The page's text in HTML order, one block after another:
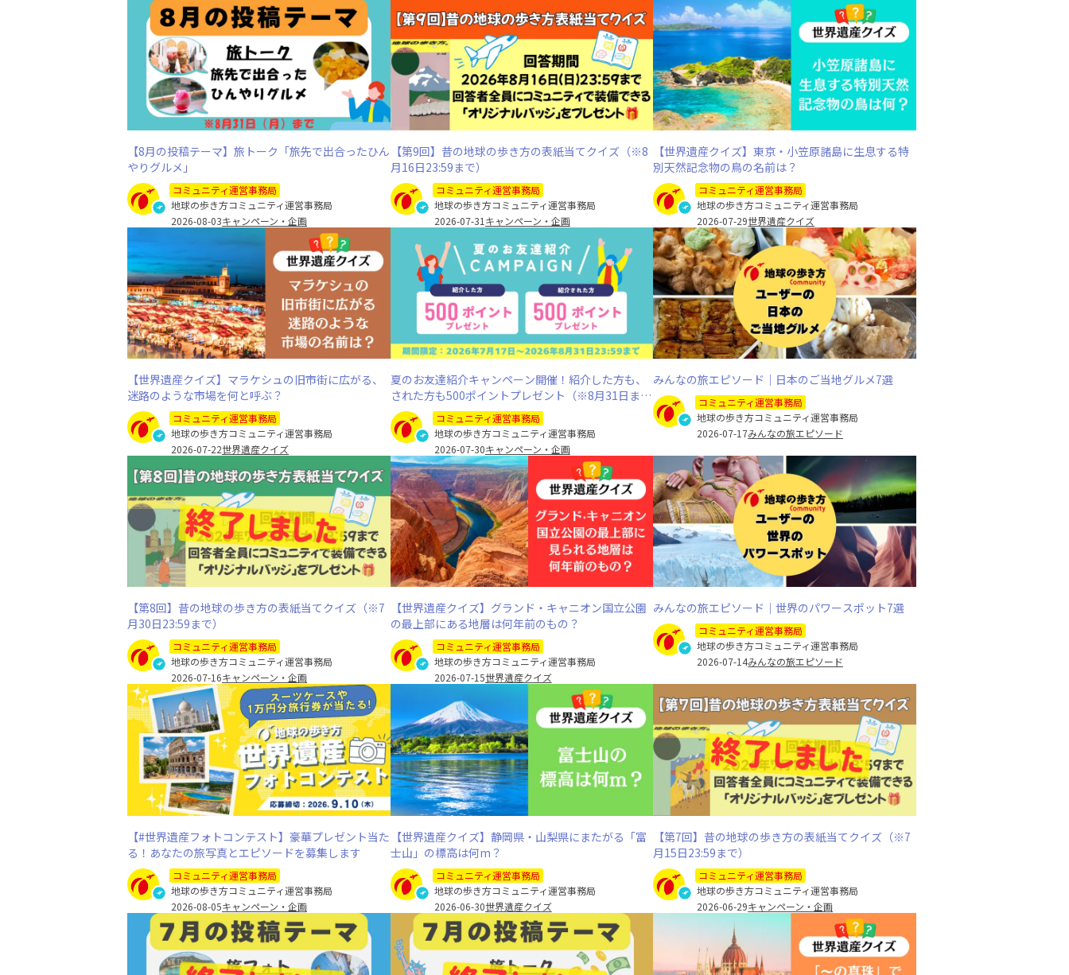
【8月の投稿テーマ】旅トーク「旅先で出合ったひん
やりグルメ」
コミュニティ運営事務局
地球の歩き方コミュニティ運営事務局
2026-08-03キャンペーン・企画
【第9回】昔の地球の歩き方の表紙当てクイズ（※8
月16日23:59まで）
コミュニティ運営事務局
地球の歩き方コミュニティ運営事務局
2026-07-31 キャンペーン・企画
【世界遺産クイズ】東京・小笠原諸島に生息する特
別天然記念物の鳥の名前は？
コミュニティ運営事務局
地球の歩き方コミュニティ運営事務局
2026-07-29世界遺産クイズ
【世界遺産クイズ】マラケシュの旧市街に広がる、
迷路のような市場を何と呼ぶ？
コミュニティ運営事務局
地球の歩き方コミュニティ運営事務局
2026-07-22世界遺産クイズ
夏のお友達紹介キャンペーン開催！紹介した方も、
された方も500ポイントプレゼント（※8月31日ま
で）
コミュニティ運営事務局
地球の歩き方コミュニティ運営事務局
2026-07-30キャンペーン・企画
みんなの旅エピソード｜日本のご当地グルメ7選
コミュニティ運営事務局
地球の歩き方コミュニティ運営事務局
2026-07-17みんなの旅エピソード
【第8回】昔の地球の歩き方の表紙当てクイズ（※7
月30日23:59まで）
コミュニティ運営事務局
地球の歩き方コミュニティ運営事務局
2026-07-16キャンペーン・企画
【世界遺産クイズ】グランド・キャニオン国立公園
の最上部にある地層は何年前のもの？
コミュニティ運営事務局
地球の歩き方コミュニティ運営事務局
2026-07-15世界遺産クイズ
みんなの旅エピソード｜世界のパワースポット7選
コミュニティ運営事務局
地球の歩き方コミュニティ運営事務局
2026-07-14みんなの旅エピソード
【#世界遺産フォトコンテスト】豪華プレゼント当た
る！あなたの旅写真とエピソードを募集します
コミュニティ運営事務局
地球の歩き方コミュニティ運営事務局
2026-08-05キャンペーン・企画
【世界遺産クイズ】静岡県・山梨県にまたがる「富
士山」の標高は何m？
コミュニティ運営事務局
地球の歩き方コミュニティ運営事務局
2026-06-30世界遺産クイズ
【第7回】昔の地球の歩き方の表紙当てクイズ（※7
月15日23:59まで）
コミュニティ運営事務局
地球の歩き方コミュニティ運営事務局
2026-06-29キャンペーン・企画